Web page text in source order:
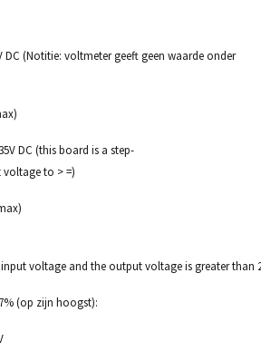
DC (Notitie: voltmeter geeft geen waarde onder
DC (this board is a step-
to > =)
voltage and the output voltage is greater than
(op zijn hoogst):